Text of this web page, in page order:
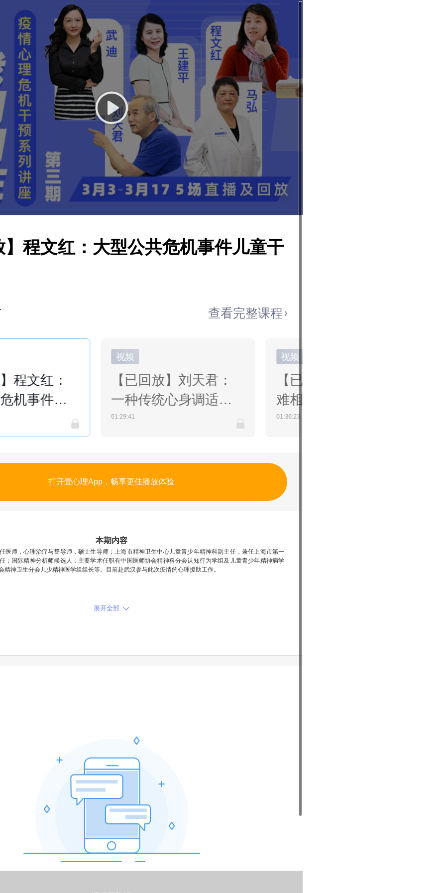
】程文红：大型公共危机事件儿童干
查看完整课程
程文红：
机事件儿
视频
【已回放】刘天君：
一种传统心身调适技
术的自我操作
01:29:41
视频
【已回放】马弘：灾
难相关政策的作用与
局限
01:36:23
打开壹心理App，畅享更佳播放体验
本期内容
医师，心理治疗与督导师，硕士生导师；上海市精神卫生中心儿童青少年精神科副主任，兼任上海市第一
；国际精神分析师候选人；主要学术任职有中国医师协会精神科分会认知行为学组及儿童青少年精神病学
精神卫生分会儿少精神医学组组长等。目前赴武汉参与此次疫情的心理援助工作。